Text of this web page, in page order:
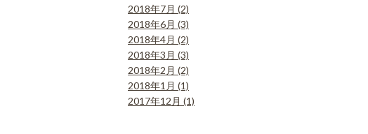
2018年7月 (2)
2018年6月 (3)
2018年4月 (2)
2018年3月 (3)
2018年2月 (2)
2018年1月 (1)
2017年12月 (1)